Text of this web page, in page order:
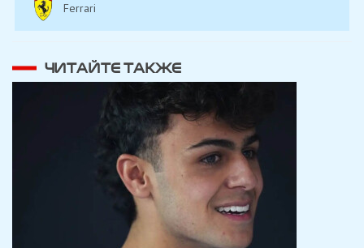
Ferrari
ЧИТАЙТЕ ТАКЖЕ